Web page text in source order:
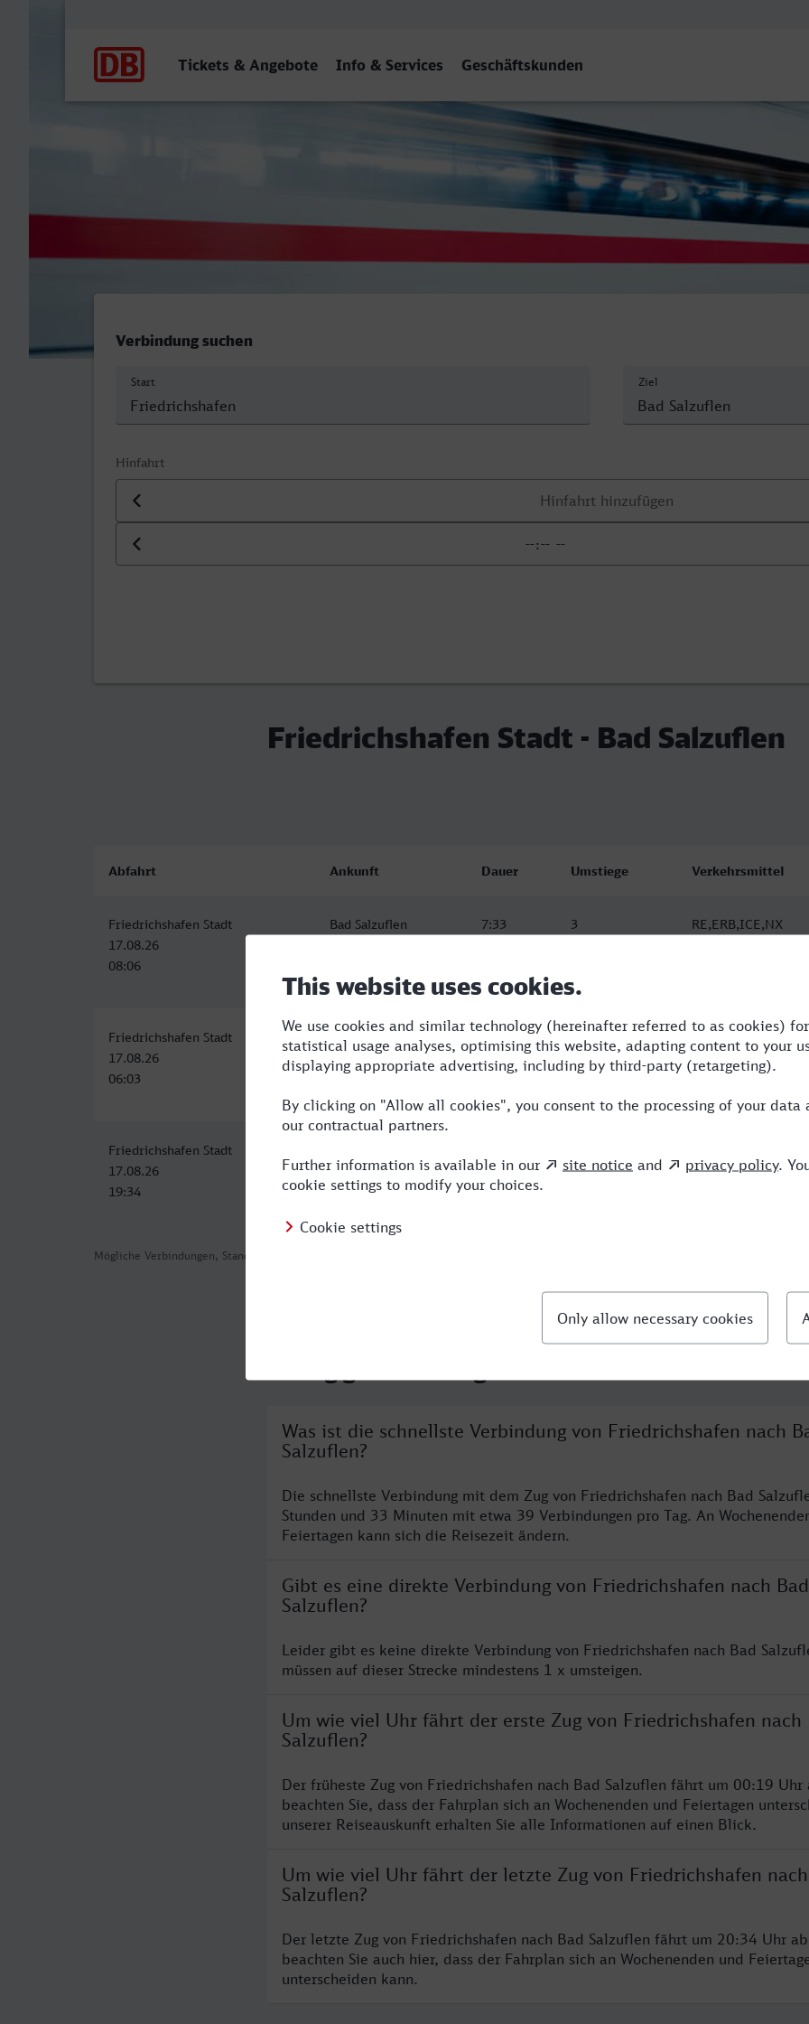
Tickets & Angebote Info & Services Geschäftskunden
Friedrichshafen Stadt - Bad Salzuflen
Verbindung suchen
Start Ziel
Hinfahrt
Datum der Hinfahrt
Uhrzeit der Hinfahrt
Friedrichshafen Stadt - Bad Salzuflen
Mögliche Verbindungen, Stand: 2026-08-03 04:02
Abfahrt Ankunft Dauer Umstiege Verkehrsmittel
Friedrichshafen Stadt
17.08.26
08:06
Bad Salzuflen
7:33 3 RE,ERB,ICE,NX
Friedrichshafen Stadt
17.08.26
06:03
Bad Salzuflen
17.08.26
13:39
RE,ERB,ICE,NX
Friedrichshafen Stadt
17.08.26
19:34
18.08.26
06:39
Was ist die schnellste Verbindung von Friedrichshafen nach
Salzuflen?
Die schnellste Verbindung mit dem Zug von Friedrichshafen nach Bad
Stunden und 33 Minuten mit etwa 39 Verbindungen pro Tag. An
Feiertagen kann sich die Reisezeit ändern.
Gibt es eine direkte Verbindung von Friedrichshafen nach Bad
Salzuflen?
Leider gibt es keine direkte Verbindung von Friedrichshafen nach Bad
müssen auf dieser Strecke mindestens 1 x umsteigen.
Um wie viel Uhr fährt der erste Zug von Friedrichshafen nach
Salzuflen?
Der früheste Zug von Friedrichshafen nach Bad Salzuflen fährt um 00:19
beachten Sie, dass der Fahrplan sich an Wochenenden und Feiertagen
unserer Reiseauskunft erhalten Sie alle Informationen auf einen Blick.
Um wie viel Uhr fährt der letzte Zug von Friedrichshafen
Salzuflen?
Der letzte Zug von Friedrichshafen nach Bad Salzuflen fährt um 20:34 Uhr
beachten Sie auch hier, dass der Fahrplan sich an Wochenenden und
unterscheiden kann.